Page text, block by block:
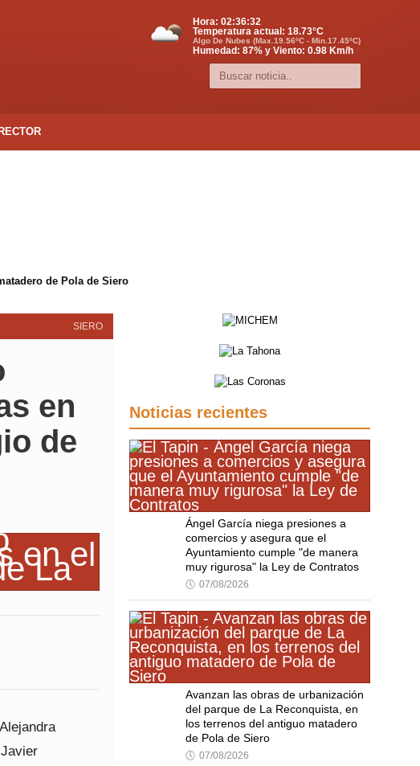
Hora: 02:36:32
Temperatura actual: 18.73°C
Algo De Nubes (Max.19.56ºC - Min.17.45ºC)
Humedad: 87% y Viento: 0.98 Km/h
de Pola de Siero
SIERO
en
de
Noticias recientes
Ángel García niega presiones a
comercios y asegura que el
Ayuntamiento cumple "de manera
muy rigurosa" la Ley de Contratos
🕔 07/08/2026
Avanzan las obras de urbanización
del parque de La Reconquista, en
los terrenos del antiguo matadero
de Pola de Siero
🕔 07/08/2026